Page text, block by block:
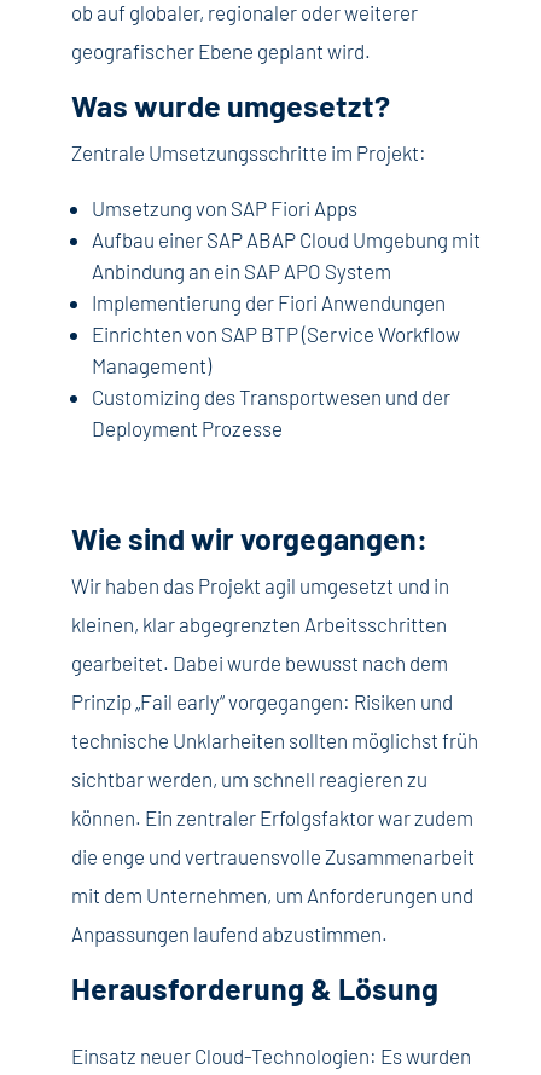
ob auf globaler, regionaler oder weiterer
geografischer Ebene geplant wird.
Was wurde umgesetzt?
Zentrale Umsetzungsschritte im Projekt:
Umsetzung von SAP Fiori Apps
Aufbau einer SAP ABAP Cloud Umgebung mit
Anbindung an ein SAP APO System
Implementierung der Fiori Anwendungen
Einrichten von SAP BTP (Service Workflow
Management)
Customizing des Transportwesen und der
Deployment Prozesse
Wie sind wir vorgegangen:
Wir haben das Projekt agil umgesetzt und in
kleinen, klar abgegrenzten Arbeitsschritten
gearbeitet. Dabei wurde bewusst nach dem
Prinzip „Fail early“ vorgegangen: Risiken und
technische Unklarheiten sollten möglichst früh
sichtbar werden, um schnell reagieren zu
können. Ein zentraler Erfolgsfaktor war zudem
die enge und vertrauensvolle Zusammenarbeit
mit dem Unternehmen, um Anforderungen und
Anpassungen laufend abzustimmen.
Herausforderung & Lösung
Einsatz neuer Cloud-Technologien: Es wurden